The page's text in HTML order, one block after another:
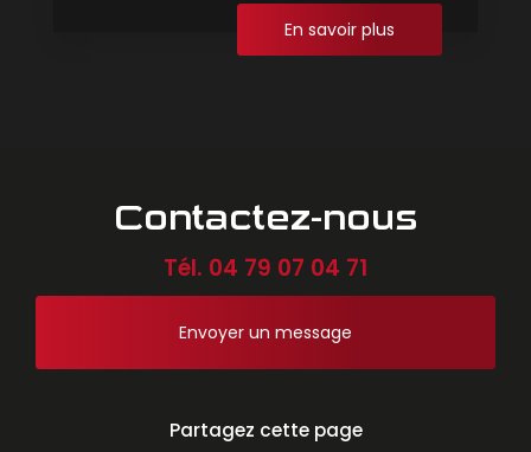
En savoir plus
Contactez-nous
Tél. 04 79 07 04 71
Envoyer un message
Partagez cette page